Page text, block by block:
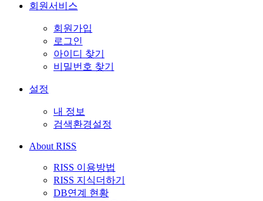
회원서비스
회원가입
로그인
아이디 찾기
비밀번호 찾기
설정
내 정보
검색환경설정
About RISS
RISS 이용방법
RISS 지식더하기
DB연계 현황